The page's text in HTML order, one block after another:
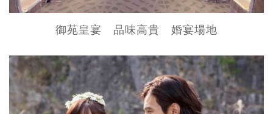
御苑皇宴 品味高貴 婚宴場地